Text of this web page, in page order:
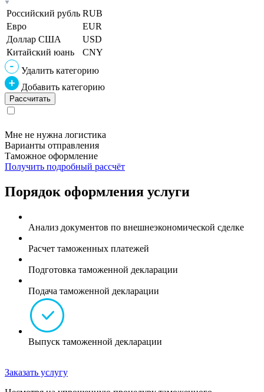
Российский рубль RUB
Евро
EUR
Доллар США
USD
Китайский юань
CNY
Удалить категорию
Добавить категорию
Мне не нужна логистика
Варианты отправления
Таможное оформление
Получить подробный рассчёт
Порядок оформления услуги
Анализ документов по внешнеэкономической сделке
Расчет таможенных платежей
Подготовка таможенной декларации
Подача таможенной декларации
Выпуск таможенной декларации
Заказать услугу